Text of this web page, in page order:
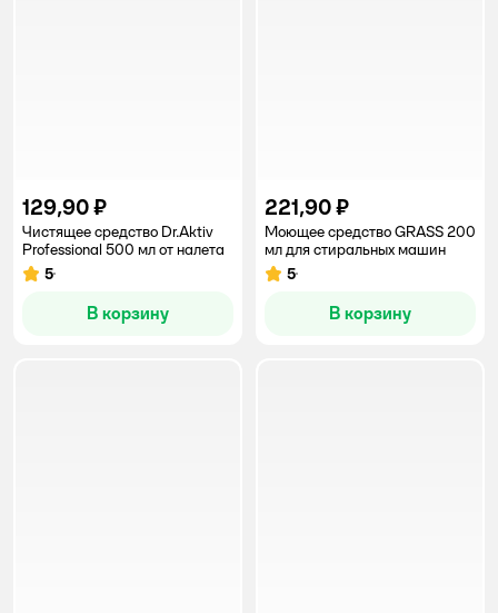
129,90 ₽
Чистящее средство Dr.Aktiv
Professional 500 мл от налета
Рейтинг:
5
В корзину
221,90 ₽
Моющее средство GRASS 200
мл для стиральных машин
Рейтинг:
5
В корзину